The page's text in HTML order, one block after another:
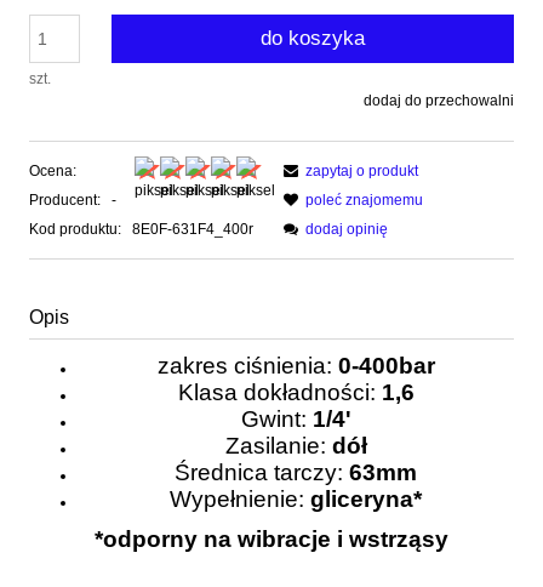
szt.
do koszyka
dodaj do przechowalni
Ocena:
Producent:
-
Kod produktu:
8E0F-631F4_400r
zapytaj o produkt
poleć znajomemu
dodaj opinię
Opis
zakres ciśnienia: 0-400bar
Klasa dokładności: 1,6
Gwint: 1/4'
Zasilanie: dół
Średnica tarczy: 63mm
Wypełnienie: gliceryna*
*odporny na wibracje i wstrząsy